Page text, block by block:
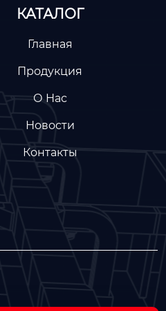
КАТАЛОГ
Главная
Продукция
О Нас
Новости
Контакты